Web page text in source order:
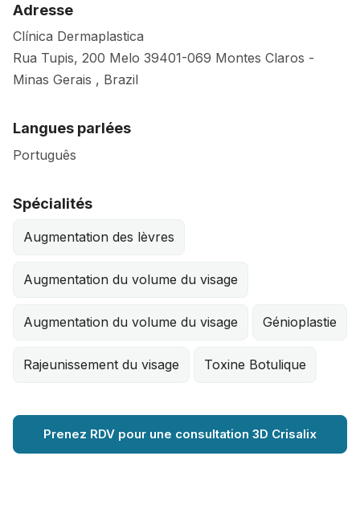
Adresse
Clínica Dermaplastica
Rua Tupis, 200 Melo 39401-069 Montes Claros -
Minas Gerais , Brazil
Langues parlées
Português
Spécialités
Augmentation des lèvres
Augmentation du volume du visage
Augmentation du volume du visage Génioplastie
Rajeunissement du visage Toxine Botulique
Prenez RDV pour une consultation 3D Crisalix